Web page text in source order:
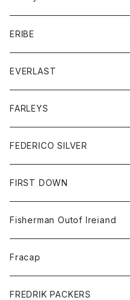
シャツ
Tシャツ
グッズ
帽子
トップス
シャツ
セーター
ボトム
ショートパンツ
パンツ
レディース
コート
ジャケット
ERIBE
ニット
EVERLAST
トップス
ジャケット
スエットシャツ
ボトム
スエットパンツ
グッズ
帽子
FARLEYS
FEDERICO SILVER
アクセサリー
FIRST DOWN
Fisherman Outof Ireiand
ニット
Fracap
グッズ
FREDRIK PACKERS